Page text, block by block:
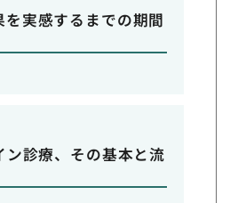
実感するまでの期間
ン診療、その基本と流